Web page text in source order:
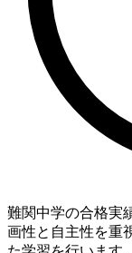
難関中学の合格実
画性と自主性を重